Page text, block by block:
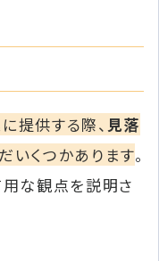
提供する際、 見落
いくつかあります。
用な観点を説明さ